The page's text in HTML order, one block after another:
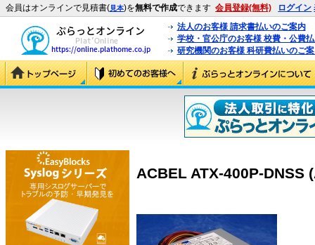
会員はオンラインで見積書(見本)を無料で作成できます 会員登録(無料) ログイン
法人のお客様 請求書払いのご案内
学校・官公庁のお客様 校費・公費
研究機関のお客様 科研費払いのご
ACBEL ATX-400P-DNSS